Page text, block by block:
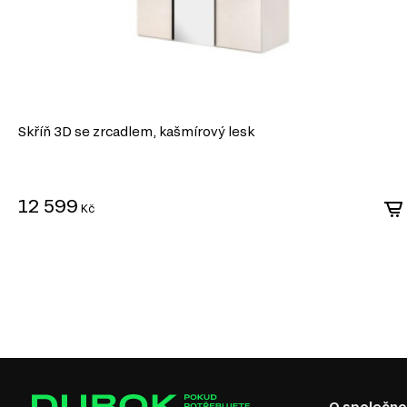
Snadné zpracování. Materiál se dobře hodí pro řezání, frézování a
umožňuje realizaci originálních designových řešení.
činí ideální volbu pro výrobu nábytku v různých stylech.
Skříň 3D se zrcadlem, kašmírový lesk
12 599 Kč